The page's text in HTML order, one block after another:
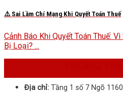
⚠️ Sai Lầm Chí Mạng Khi Quyết Toán Thuế
Cảnh Báo Khi Quyết Toán Thuế:
Bị Loại? ...
Địa chỉ: Tầng 1 số 7 Ngõ